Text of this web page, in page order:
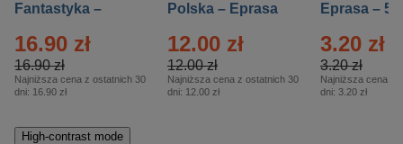
Fantastyka –
16.90 zł
16.90 zł
Najniższa cena z ostatnich 30
dni: 16.90 zł
Polska – Eprasa
12.00 zł
12.00 zł
Najniższa cena z ostatnich 30
dni: 12.00 zł
Eprasa – 5/
3.20 zł
3.20 zł
Najniższa cena z
dni: 3.20 zł
High-contrast mode